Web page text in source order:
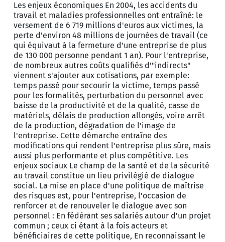
Les enjeux économiques En 2004, les accidents du
travail et maladies professionnelles ont entraîné: le
versement de 6 719 millions d'euros aux victimes, la
perte d'environ 48 millions de journées de travail (ce
qui équivaut à la fermeture d'une entreprise de plus
de 130 000 personne pendant 1 an). Pour l'entreprise,
de nombreux autres coûts qualifiés d'"indirects"
viennent s'ajouter aux cotisations, par exemple:
temps passé pour secourir la victime, temps passé
pour les formalités, perturbation du personnel avec
baisse de la productivité et de la qualité, casse de
matériels, délais de production allongés, voire arrêt
de la production, dégradation de l'image de
l'entreprise. Cette démarche entraîne des
modifications qui rendent l'entreprise plus sûre, mais
aussi plus performante et plus compétitive. Les
enjeux sociaux Le champ de la santé et de la sécurité
au travail constitue un lieu privilégié de dialogue
social. La mise en place d'une politique de maîtrise
des risques est, pour l'entreprise, l'occasion de
renforcer et de renouveler le dialogue avec son
personnel : En fédérant ses salariés autour d'un projet
commun ; ceux ci étant à la fois acteurs et
bénéficiaires de cette politique, En reconnaissant le